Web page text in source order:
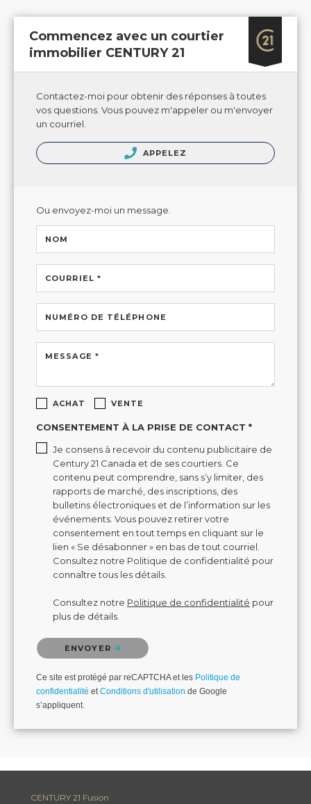
Commencez avec un courtier
immobilier CENTURY 21
Contactez-moi pour obtenir des réponses à toutes
vos questions. Vous pouvez m'appeler ou m'envoyer
un courriel.
APPELEZ
Ou envoyez-moi un message.
NOM
COURRIEL *
NUMÉRO DE TÉLÉPHONE
MESSAGE *
ACHAT VENTE
CONSENTEMENT À LA PRISE DE CONTACT *
Je consens à recevoir du contenu publicitaire de
Century 21 Canada et de ses courtiers. Ce
contenu peut comprendre, sans s’y limiter, des
rapports de marché, des inscriptions, des
bulletins électroniques et de l’information sur les
événements. Vous pouvez retirer votre
consentement en tout temps en cliquant sur le
lien « Se désabonner » en bas de tout courriel.
Consultez notre Politique de confidentialité pour
connaître tous les détails.
Consultez notre Politique de confidentialité pour
plus de détails.
Veuillez confirmer que vous n'êtes pas un robot.
ENVOYER
Ce site est protégé par reCAPTCHA et les Politique de
confidentialité etConditions d'utilisation de Google
s’appliquent.
CENTURY 21 Fusion